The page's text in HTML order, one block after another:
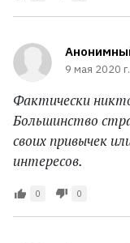
9 мая 2020 г.
Фактически
Большинство
своих привычек
интересов.
0 0